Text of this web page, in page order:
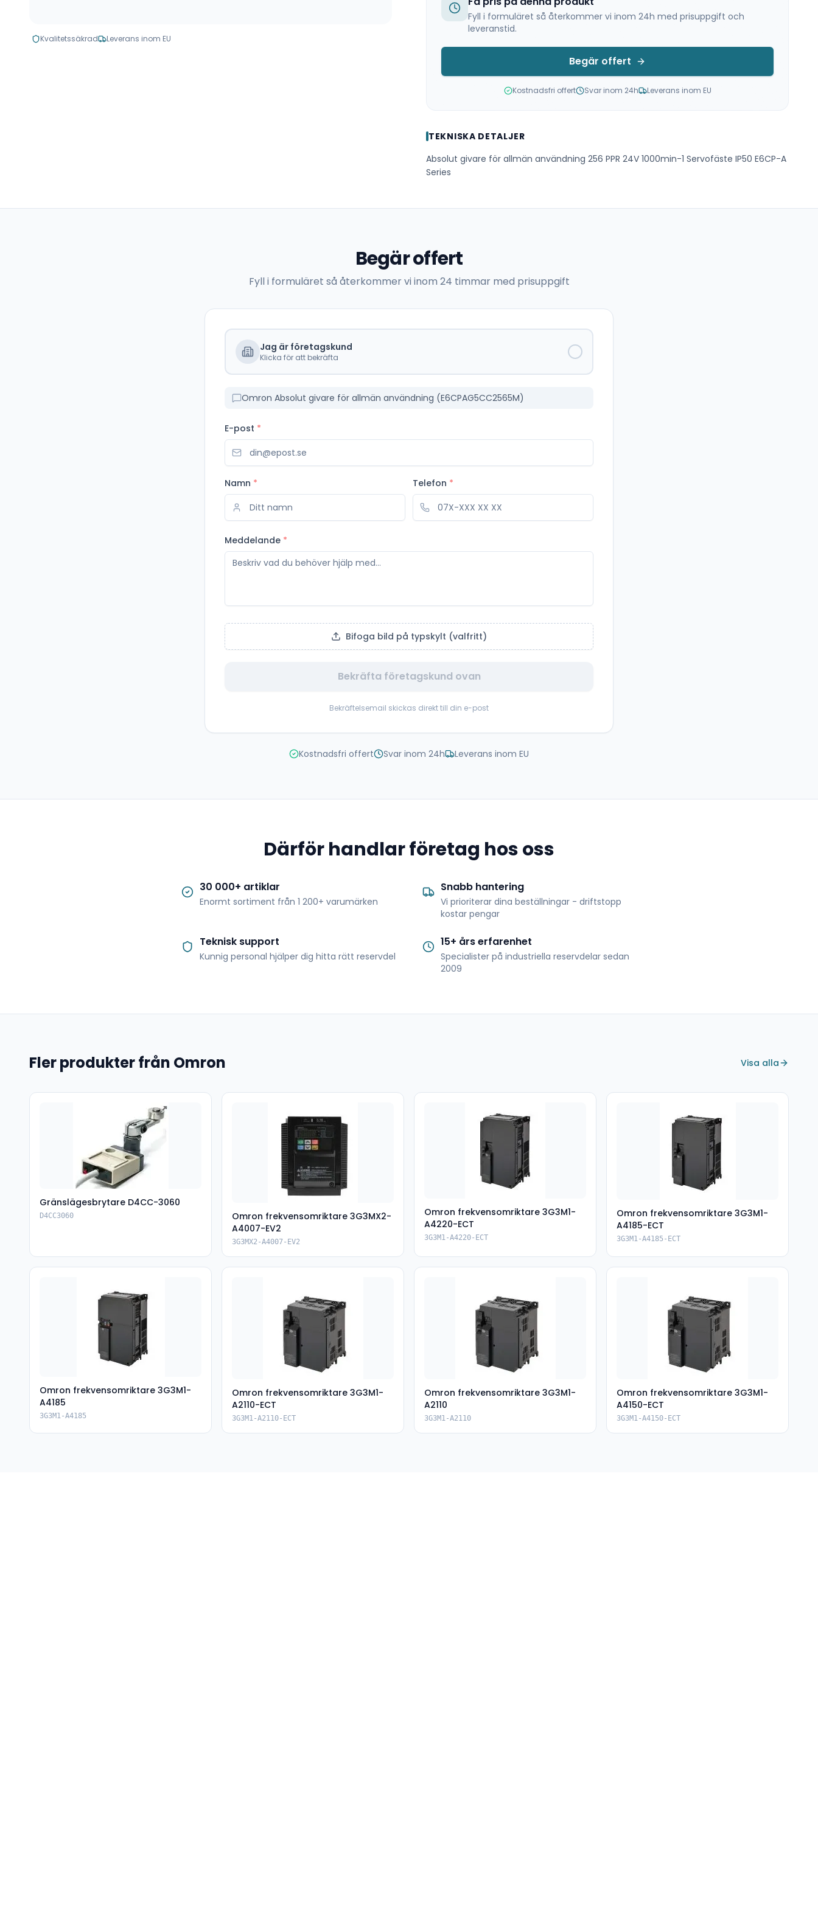
Kvalitetssäkrad Leverans inom EU
Fyll i formuläret så återkommer vi inom 24h med prisuppgift och
leveranstid.
Begär offert
Kostnadsfri offert Svar inom 24h Leverans inom EU
TEKNISKA DETALJER
Absolut givare för allmän användning 256 PPR 24V 1000min-1 Servofäste IP50 E6CP-A
Series
Begär offert
Fyll i formuläret så återkommer vi inom 24 timmar med prisuppgift
Jag är företagskund
Klicka för att bekräfta
Omron Absolut givare för allmän användning (E6CPAG5CC2565M)
E-post *
Namn * Telefon *
Meddelande *
Bifoga bild på typskylt (valfritt)
Bekräfta företagskund ovan
Bekräftelsemail skickas direkt till din e-post
Kostnadsfri offert Svar inom 24h Leverans inom EU
Därför handlar företag hos oss
30 000+ artiklar
Enormt sortiment från 1 200+ varumärken
Snabb hantering
Vi prioriterar dina beställningar - driftstopp
kostar pengar
Teknisk support
Kunnig personal hjälper dig hitta rätt reservdel
15+ års erfarenhet
Specialister på industriella reservdelar sedan
2009
Fler produkter från Omron Visa alla
Gränslägesbrytare D4CC-3060
D4CC3060
Omron frekvensomriktare 3G3MX2-
A4007-EV2
3G3MX2-A4007-EV2
Omron frekvensomriktare 3G3M1-
A4220-ECT
3G3M1-A4220-ECT
Omron frekvensomriktare 3G3M1-
A4185-ECT
3G3M1-A4185-ECT
Omron frekvensomriktare 3G3M1-
A4185
3G3M1-A4185
Omron frekvensomriktare 3G3M1-
A2110-ECT
3G3M1-A2110-ECT
Omron frekvensomriktare 3G3M1-
A2110
3G3M1-A2110
Omron frekvensomriktare 3G3M1-
A4150-ECT
3G3M1-A4150-ECT